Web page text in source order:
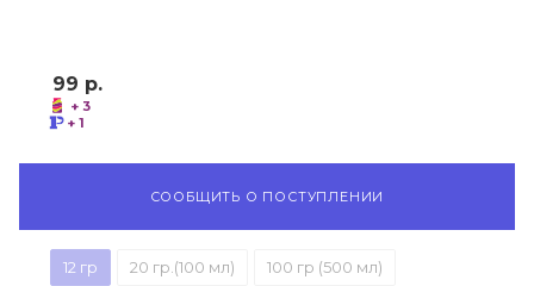
99 р.
+ 3
+ 1
СООБЩИТЬ О ПОСТУПЛЕНИИ
12 гр 20 гр.(100 мл) 100 гр (500 мл)